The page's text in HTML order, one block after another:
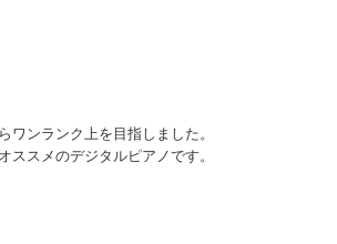
ンランク上を目指しました。
スメのデジタルピアノです。